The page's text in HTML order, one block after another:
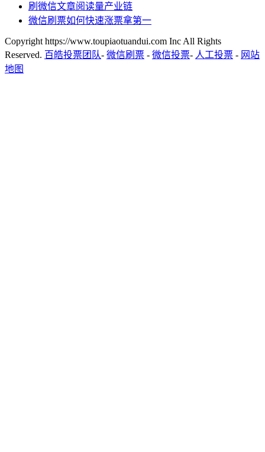
刷微信文章阅读量产业链
微信刷票如何快速涨票拿第一
Copyright https://www.toupiaotuandui.com Inc All Rights
Reserved. 百皓投票团队- 微信刷票 - 微信投票- 人工投票 - 网站
地图